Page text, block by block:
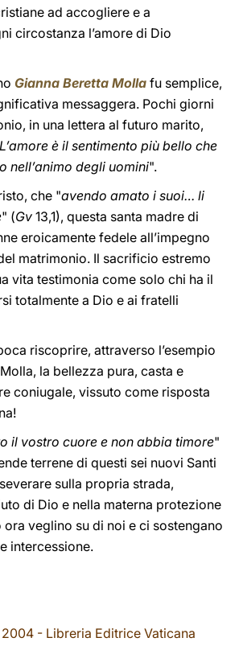
ad accogliere e a
circostanza l’amore di Dio
Gianna Beretta Molla fu semplice,
messaggera. Pochi giorni
in una lettera al futuro marito,
L’amore è il sentimento più bello che
nell’animo degli uomini".
che "avendo amato i suoi… li
" (Gv 13,1), questa santa madre di
eroicamente fedele all’impegno
matrimonio. Il sacrificio estremo
vita testimonia come solo chi ha il
totalmente a Dio e ai fratelli
riscoprire, attraverso l’esempio
la bellezza pura, casta e
coniugale, vissuto come risposta
il vostro cuore e non abbia timore"
terrene di questi sei nuovi Santi
sulla propria strada,
di Dio e nella materna protezione
veglino su di noi e ci sostengano
intercessione.
- Libreria Editrice Vaticana